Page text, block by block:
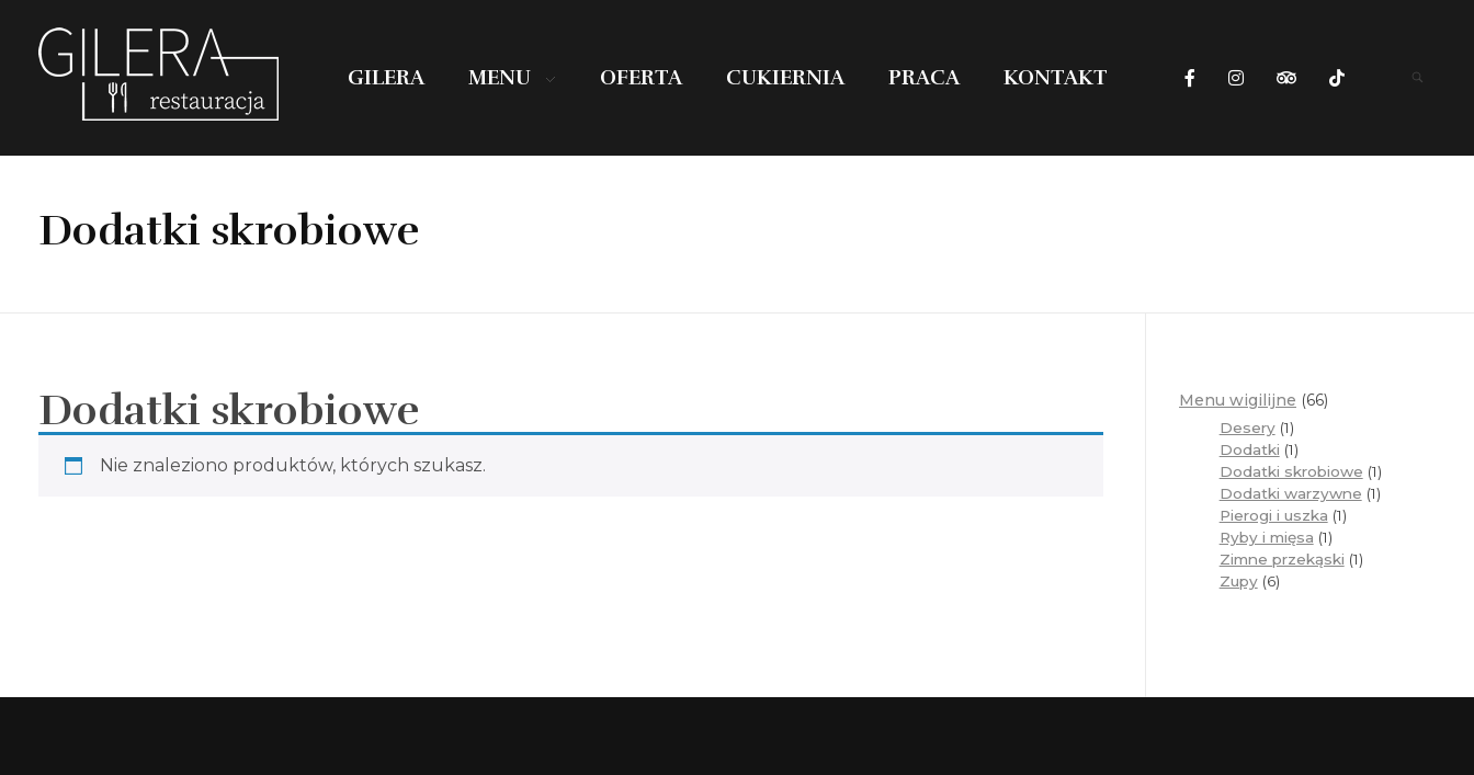
GILERA MENU OFERTA CUKIERNIA PRACA KONTAKT
Dodatki skrobiowe
Dodatki skrobiowe
Nie znaleziono produktów, których szukasz.
Menu wigilijne 66
Desery 1
Dodatki 1
Dodatki skrobiowe 1
Dodatki warzywne 1
Pierogi i uszka 1
Ryby i mięsa 1
Zimne przekąski 1
Zupy 6